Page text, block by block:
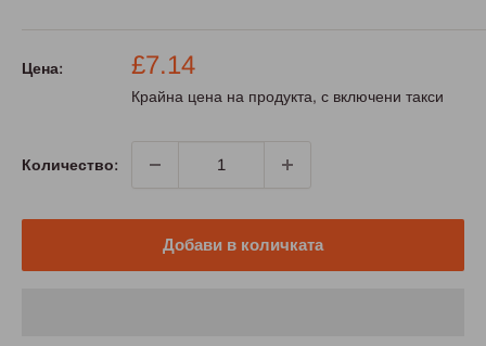
Цена:
Промо
цена
£7.14
Крайна цена на продукта, с включени такси
Количество:
Добави в количката